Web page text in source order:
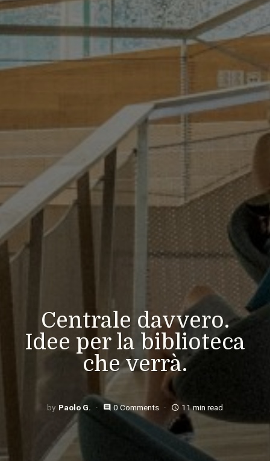
Centrale davvero.
Idee per la biblioteca
che verrà.
Paolo G. comment 0 Comments access_time 11 min read